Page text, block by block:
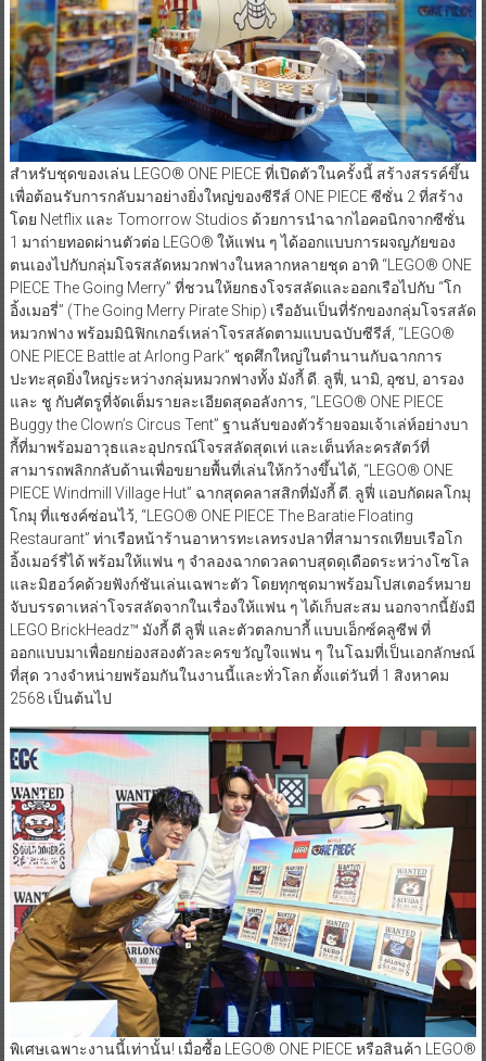
สำหรับชุดของเล่น LEGO® ONE PIECE ที่เปิดตัวในครั้งนี้ สร้างสรรค์ขึ้น
เพื่อต้อนรับการกลับมาอย่างยิ่งใหญ่ของซีรีส์ ONE PIECE ซีซั่น 2 ที่สร้าง
โดย Netflix และ Tomorrow Studios ด้วยการนำฉากไอคอนิกจากซีซั่น
1 มาถ่ายทอดผ่านตัวต่อ LEGO® ให้แฟน ๆ ได้ออกแบบการผจญภัยของ
ตนเองไปกับกลุ่มโจรสลัดหมวกฟางในหลากหลายชุด อาทิ “LEGO® ONE
PIECE The Going Merry” ที่ชวนให้ยกธงโจรสลัดและออกเรือไปกับ “โก
อิ้งเมอรี่” (The Going Merry Pirate Ship) เรืออันเป็นที่รักของกลุ่มโจรสลัด
หมวกฟาง พร้อมมินิฟิกเกอร์เหล่าโจรสลัดตามแบบฉบับซีรีส์, “LEGO®
ONE PIECE Battle at Arlong Park” ชุดศึกใหญ่ในตำนานกับฉากการ
ปะทะสุดยิ่งใหญ่ระหว่างกลุ่มหมวกฟางทั้ง มังกี้ ดี. ลูฟี่, นามิ, อุซป, อารอง
และ ชู กับศัตรูที่จัดเต็มรายละเอียดสุดอลังการ, “LEGO® ONE PIECE
Buggy the Clown’s Circus Tent” ฐานลับของตัวร้ายจอมเจ้าเล่ห์อย่างบา
กี้ที่มาพร้อมอาวุธและอุปกรณ์โจรสลัดสุดเท่ และเต็นท์ละครสัตว์ที่
สามารถพลิกกลับด้านเพื่อขยายพื้นที่เล่นให้กว้างขึ้นได้, “LEGO® ONE
PIECE Windmill Village Hut” ฉากสุดคลาสสิกที่มังกี้ ดี. ลูฟี่ แอบกัดผลโกมุ
โกมุ ที่แชงค์ซ่อนไว้, “LEGO® ONE PIECE The Baratie Floating
Restaurant” ท่าเรือหน้าร้านอาหารทะเลทรงปลาที่สามารถเทียบเรือโก
อิ้งเมอร์รี่ได้ พร้อมให้แฟน ๆ จำลองฉากดวลดาบสุดดุเดือดระหว่างโซโล
และมิฮอว์คด้วยฟังก์ชันเล่นเฉพาะตัว โดยทุกชุดมาพร้อมโปสเตอร์หมาย
จับบรรดาเหล่าโจรสลัดจากในเรื่องให้แฟน ๆ ได้เก็บสะสม นอกจากนี้ยังมี
LEGO BrickHeadz™ มังกี้ ดี ลูฟี่ และตัวตลกบากี้ แบบเอ็กซ์คลูซีฟ ที่
ออกแบบมาเพื่อยกย่องสองตัวละครขวัญใจแฟน ๆ ในโฉมที่เป็นเอกลักษณ์
ที่สุด วางจำหน่ายพร้อมกันในงานนี้และทั่วโลก ตั้งแต่วันที่ 1 สิงหาคม
2568 เป็นต้นไป
พิเศษเฉพาะงานนี้เท่านั้น! เมื่อซื้อ LEGO® ONE PIECE หรือสินค้า LEGO®